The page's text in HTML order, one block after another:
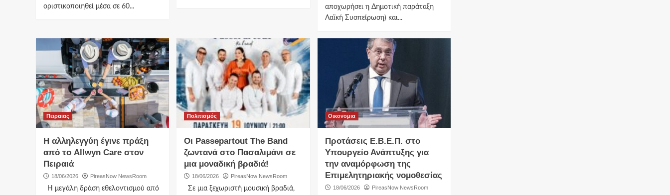
οριστικοποιηθεί μέσα σε 60...
αποχωρήσει η Δημοτική παράταξη
Λαϊκή Συσπείρωση) και...
Πειραιας
Η αλληλεγγύη έγινε πράξη
από το Allwyn Care στον
Πειραιά
18/06/2026 PireasNow NewsRoom
H μεγάλη δράση εθελοντισμού από
Πολιτισμός
Οι Passepartout The Band
ζωντανά στο Πασαλιμάνι σε
μια μοναδική βραδιά!
18/06/2026 PireasNow NewsRoom
Σε μια ξεχωριστή μουσική βραδιά,
Οικονομια
Προτάσεις Ε.Β.Ε.Π. στο
Υπουργείο Ανάπτυξης για
την αναμόρφωση της
Επιμελητηριακής νομοθεσίας
18/06/2026 PireasNow NewsRoom